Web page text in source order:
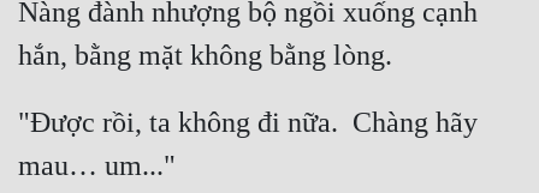
Nàng đành nhượng bộ ngồi xuống cạnh
hắn, bằng mặt không bằng lòng.
"Được rồi, ta không đi nữa.  Chàng hãy
mau… um..."